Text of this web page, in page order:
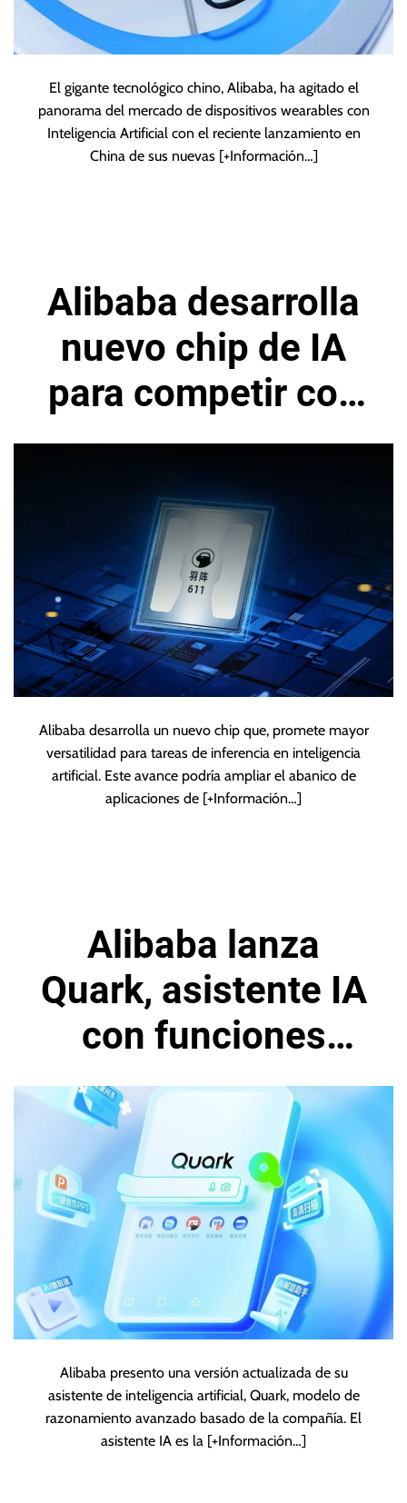
El gigante tecnológico chino, Alibaba, ha agitado el
panorama del mercado de dispositivos wearables con
Inteligencia Artificial con el reciente lanzamiento en
China de sus nuevas [+Información…]
Alibaba desarrolla
nuevo chip de IA
para competir con
Nvidia
Alibaba desarrolla un nuevo chip que, promete mayor
versatilidad para tareas de inferencia en inteligencia
artificial. Este avance podría ampliar el abanico de
aplicaciones de [+Información…]
Alibaba lanza
Quark, asistente IA
con funciones
avanzadas
Alibaba presento una versión actualizada de su
asistente de inteligencia artificial, Quark, modelo de
razonamiento avanzado basado de la compañía. El
asistente IA es la [+Información…]